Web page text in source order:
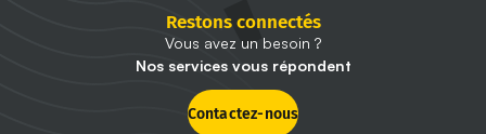
Restons connectés
Vous avez un besoin ?
Nos services vous répondent
Contactez-nous